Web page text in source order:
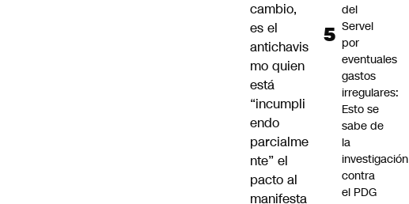
cambio,
es el
antichavis
mo quien
está
“incumpli
endo
parcialme
nte” el
pacto al
manifesta
del
Servel
por
eventuales
gastos
irregulares:
Esto se
sabe de
la
investigación
contra
el PDG